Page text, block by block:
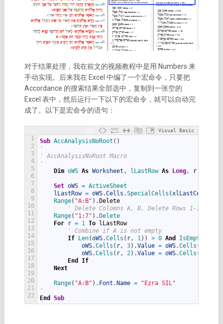
对于结果处理，我在前文的视频教程中是用 Numbers 来
手动实现。后来我在 Excel 中编了一个宏命令，只要把
Accordance 的搜索结果全部选中，复制到一张空的
Excel 表中，然后运行一下以下的宏命令，就可以自动完
成了。以下是宏命令的语句：
Visual Basic
1
2
3
4
5
6
7
8
9
10
11
12
13
14
15
16
17
18
19
20
21
22
Sub AccAnalysisNoRoot ( )
'
' AccAnalysisNoRoot Macro
'
Dim oWS As Worksheet , lLastRow As Long, r
Set oWS = ActiveSheet
lLastRow = oWS.Cells .SpecialCells (xlLastCell
Range( "A:B" ) . Delete
' Delete Colomns A, B. Delete Rows 1-7.
Range( "1:7" ) . Delete
For
r = 1 To
lLastRow
' Combine if A is not empty
If
Len(oWS.Cells ( r, 1) ) > 0 And IsEmpty
oWS.Cells ( r, 3) .Value = oWS.Cells (
oWS.Cells ( r, 2) .Value = oWS.Cells (
End
If
Next
Range( "A:B" ) . Font . Name =
"Ezra SIL"
'
End
Sub